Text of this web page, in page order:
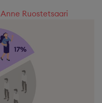
Anne Ruostetsaari